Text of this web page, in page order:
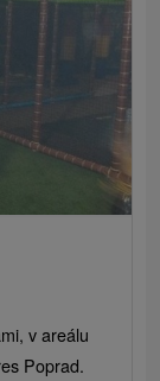
v areálu
Poprad.